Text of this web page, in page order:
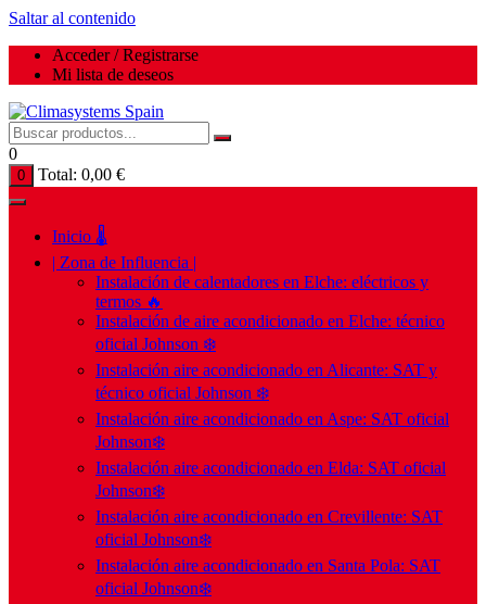
Saltar al contenido
Acceder / Registrarse
Mi lista de deseos
0
0 Total: 0,00 €
Inicio 🌡️
| Zona de Influencia |
Instalación de calentadores en Elche: eléctricos y
termos 🔥
Instalación de aire acondicionado en Elche: técnico
oficial Johnson ❄️
Instalación aire acondicionado en Alicante: SAT y
técnico oficial Johnson ❄️
Instalación aire acondicionado en Aspe: SAT oficial
Johnson❄️
Instalación aire acondicionado en Elda: SAT oficial
Johnson❄️
Instalación aire acondicionado en Crevillente: SAT
oficial Johnson❄️
Instalación aire acondicionado en Santa Pola: SAT
oficial Johnson❄️